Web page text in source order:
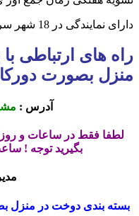
دارای نمایندگی در 18 شهر سراسر کشور
راه های ارتباطی
منزل بصورت
آدرس :
بگیرید توجه ! ساعت 3-2 تایم استراحت
بسته بندی دوخت در منزل